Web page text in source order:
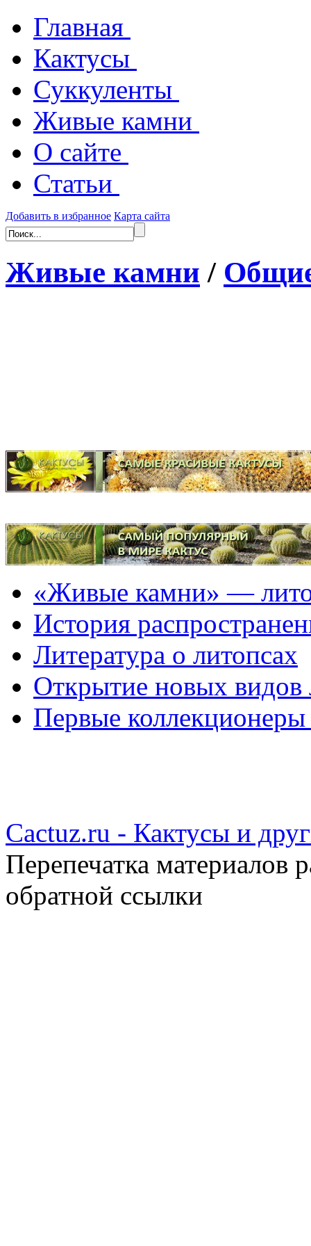
Главная
Кактусы
Суккуленты
Живые камни
О сайте
Статьи
Добавить в избранное Карта сайта
Живые камни /
«Живые камни» —
История
Литература о литопсах
Открытие новых видов
Первые коллекционеры
Cactuz.ru - Кактусы и
Перепечатка материалов
обратной ссылки